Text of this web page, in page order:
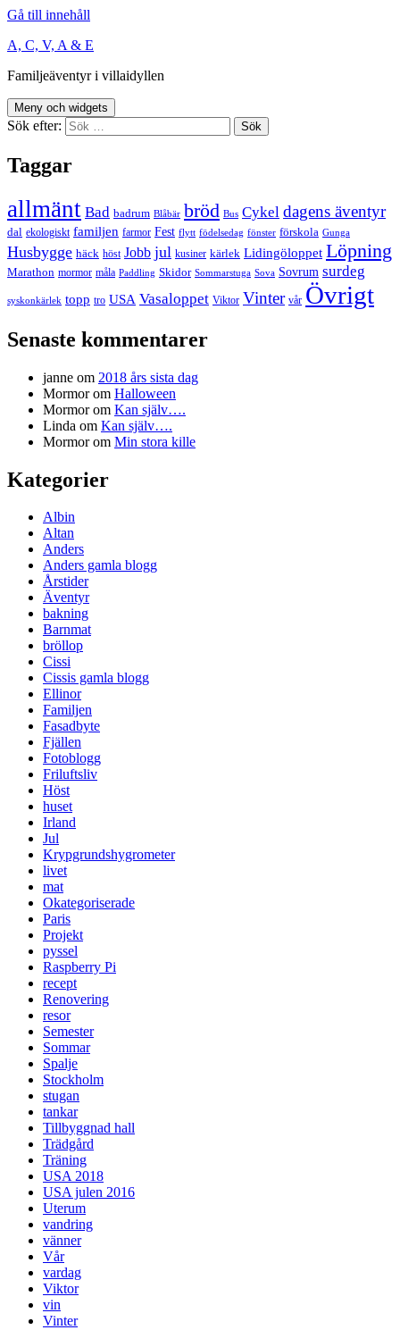
Gå till innehåll
A, C, V, A & E
Familjeäventyr i villaidyllen
Meny och widgets
Sök efter:
Taggar
allmänt Bad badrum Blåbär bröd Bus Cykel dagens äventyr
dal ekologiskt familjen farmor Fest flytt födelsedag fönster förskola Gunga
Husbygge häck höst Jobb jul kusiner kärlek Lidingöloppet Löpning
Marathon mormor måla Paddling Skidor Sommarstuga Sova Sovrum surdeg
syskonkärlek topp tro USA Vasaloppet Viktor Vinter vår Övrigt
Senaste kommentarer
janne om 2018 års sista dag
Mormorom Halloween
Mormorom Kan själv….
Linda om Kan själv….
Mormorom Min stora kille
Kategorier
Albin
Altan
Anders
Anders gamla blogg
Årstider
Äventyr
bakning
Barnmat
bröllop
Cissi
Cissis gamla blogg
Ellinor
Familjen
Fasadbyte
Fjällen
Fotoblogg
Friluftsliv
Höst
huset
Irland
Jul
Krypgrundshygrometer
livet
mat
Okategoriserade
Paris
Projekt
pyssel
Raspberry Pi
recept
Renovering
resor
Semester
Sommar
Spalje
Stockholm
stugan
tankar
Tillbyggnad hall
Trädgård
Träning
USA 2018
USA julen 2016
Uterum
vandring
vänner
Vår
vardag
Viktor
vin
Vinter